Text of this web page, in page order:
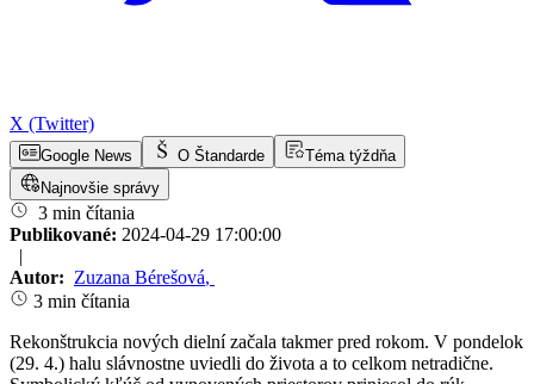
X (Twitter)
Google News O Štandarde
Téma týždňa
Najnovšie správy
3 min čítania
Publikované: 2024-04-29 17:00:00
|
Autor: Zuzana Bérešová,
3 min čítania
Rekonštrukcia nových dielní začala takmer pred rokom. V pondelok
(29. 4.) halu slávnostne uviedli do života a to celkom netradične.